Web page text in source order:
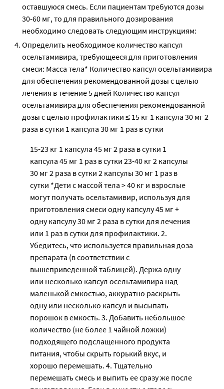
оставшуюся смесь. Если пациентам требуются дозы
30-60 мг, то для правильного дозирования
необходимо следовать следующим инструкциям:
Определить необходимое количество капсул
осельтамивира, требующееся для приготовления
смеси: Масса тела* Количество капсул осельтамивира
для обеспечения рекомендованной дозы с целью
лечения в течение 5 дней Количество капсул
осельтамивира для обеспечения рекомендованной
дозы с целью профилактики ≤ 15 кг 1 капсула 30 мг 2
раза в сутки 1 капсула 30 мг 1 раз в сутки
15-23 кг 1 капсула 45 мг 2 раза в сутки 1
капсула 45 мг 1 раз в сутки 23-40 кг 2 капсулы
30 мг 2 раза в сутки 2 капсулы 30 мг 1 раз в
сутки *Дети с массой тела > 40 кг и взрослые
могут получать осельтамивир, используя для
приготовления смеси одну капсулу 45 мг +
одну капсулу 30 мг 2 раза в сутки для лечения
или 1 раз в сутки для профилактики. 2.
Убедитесь, что используется правильная доза
препарата (в соответствии с
вышеприведенной таблицей). Держа одну
или несколько капсул осельтамивира над
маленькой емкостью, аккуратно раскрыть
одну или несколько капсул и высыпать
порошок в емкость. 3. Добавить небольшое
количество (не более 1 чайной ложки)
подходящего подслащенного продукта
питания, чтобы скрыть горький вкус, и
хорошо перемешать. 4. Тщательно
перемешать смесь и выпить ее сразу же после